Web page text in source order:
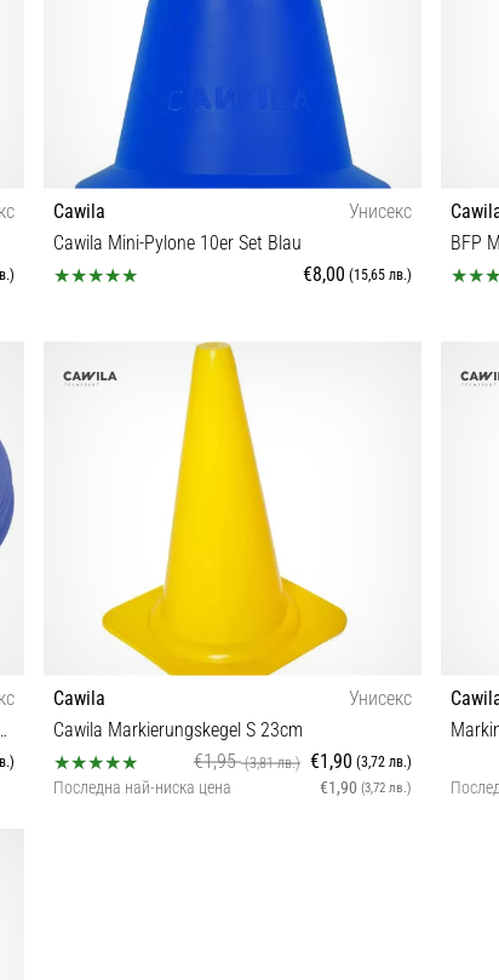
Cawila
Унисекс
Cawila Mini-Pylone 10er Set Blau
€8,00 (15,65 лв.)
OS
BFP
10pcs Set, blue
Cawila
Унисекс
Cawila Markierungskegel S 23cm
€1,95(3,81 лв.) €1,90 (3,72 лв.)
Последна най-ниска цена €1,90 (3,72 лв.)